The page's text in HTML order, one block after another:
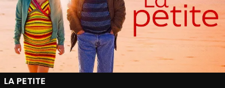
LA PETITE